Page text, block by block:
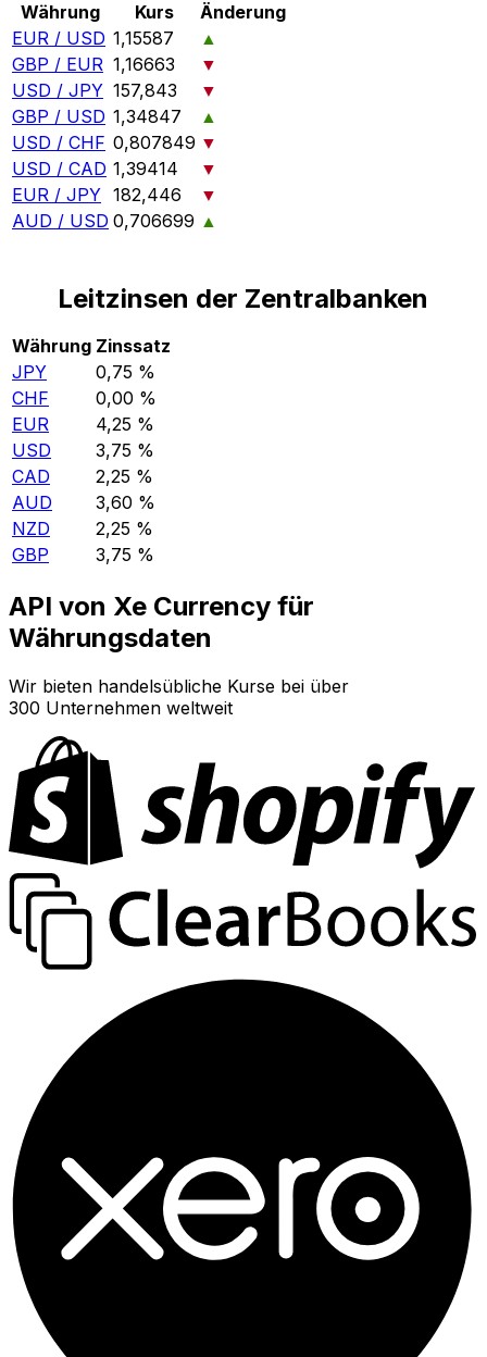
Währung Kurs
Änderung
EUR / USD 1,15587
▲
GBP / EUR 1,16663
▼
USD / JPY 157,843
▼
GBP / USD 1,34847
▲
USD / CHF 0,807849 ▼
USD / CAD 1,39414
▼
EUR / JPY 182,446
▼
AUD / USD 0,706699 ▲
Leitzinsen der Zentralbanken
Währung Zinssatz
JPY
0,75 %
CHF
0,00 %
EUR
4,25 %
USD
3,75 %
CAD
2,25 %
AUD
3,60 %
NZD
2,25 %
GBP
3,75 %
API von Xe Currency für
Währungsdaten
Wir bieten handelsübliche Kurse bei über
300 Unternehmen weltweit